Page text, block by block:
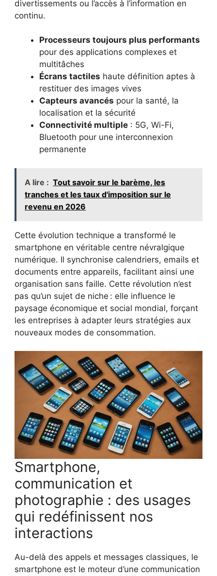
divertissements ou l’accès à l’information en
continu.
Processeurs toujours plus performants
pour des applications complexes et
multitâches
Écrans tactiles haute définition aptes à
restituer des images vives
Capteurs avancés pour la santé, la
localisation et la sécurité
Connectivité multiple : 5G, Wi-Fi,
Bluetooth pour une interconnexion
permanente
A lire : Tout savoir sur le barème, les
tranches et les taux d'imposition sur le
revenu en 2026
Cette évolution technique a transformé le
smartphone en véritable centre névralgique
numérique. Il synchronise calendriers, emails et
documents entre appareils, facilitant ainsi une
organisation sans faille. Cette révolution n’est
pas qu’un sujet de niche : elle influence le
paysage économique et social mondial, forçant
les entreprises à adapter leurs stratégies aux
nouveaux modes de consommation.
Smartphone,
communication et
photographie : des usages
qui redéfinissent nos
interactions
Au-delà des appels et messages classiques, le
smartphone est le moteur d’une communication